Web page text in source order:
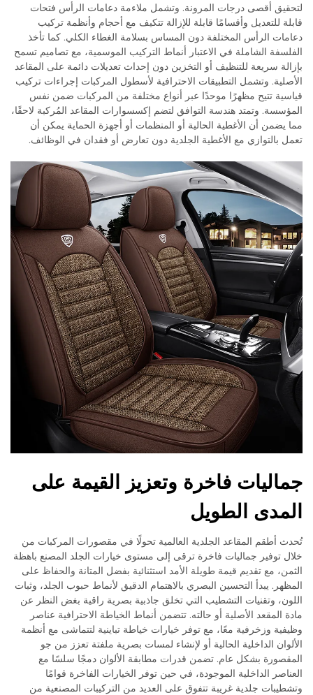
لتحقيق أقصى درجات المرونة. وتشمل ملاءمة دعامات الرأس فتحات
قابلة للتعديل وأقسامًا قابلة للإزالة تتكيف مع أحجام وأنظمة تركيب
دعامات الرأس المختلفة دون المساس بسلامة الغطاء الكلي. كما تأخذ
الفلسفة الشاملة في الاعتبار أنماط التركيب الموسمية، مع تصاميم تسمح
بإزالة سريعة للتنظيف أو التخزين دون إحداث تعديلات دائمة على المقاعد
الأصلية. وتشمل التطبيقات الاحترافية لأسطول المركبات إجراءات تركيب
قياسية تتيح مظهرًا موحدًا عبر أنواع مختلفة من المركبات ضمن نفس
المؤسسة. وتمتد هندسة التوافق لتضم إكسسوارات المقاعد المُركبة لاحقًا،
مما يضمن أن الأغطية الحالية أو المنظمات أو أجهزة الحماية يمكن أن
تعمل بالتوازي مع الأغطية الجلدية دون تعارض أو فقدان في الوظائف.
جماليات فاخرة وتعزيز القيمة على
المدى الطويل
تُحدث أطقم المقاعد الجلدية العالمية تحولًا في مقصورات المركبات من
خلال توفير جماليات فاخرة ترقى إلى مستوى خيارات الجلد المصنع باهظة
الثمن، مع تقديم قيمة طويلة الأمد استثنائية بفضل المتانة والحفاظ على
المظهر. يبدأ التحسين البصري بالاهتمام الدقيق لأنماط حبوب الجلد، وثبات
اللون، وتقنيات التشطيب التي تخلق جاذبية بصرية راقية بغض النظر عن
مادة المقعد الأصلية أو حالته. تتضمن أنماط الخياطة الاحترافية عناصر
وظيفية وزخرفية معًا، مع توفر خيارات خياطة تباينية لتتماشى مع أنظمة
الألوان الداخلية الحالية أو لإنشاء لمسات بصرية ملفتة تعزز من جو
المقصورة بشكل عام. تضمن قدرات مطابقة الألوان دمجًا سلسًا مع
العناصر الداخلية الموجودة، في حين توفر الخيارات الفاخرة قوامًا
وتشطيبات جلدية غريبة تتفوق على العديد من التركيبات المصنعية من